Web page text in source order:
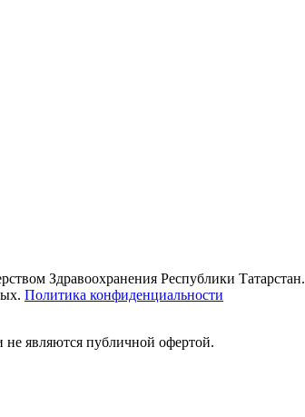
Здравоохранения Республики Татарстан.
Политика конфиденциальности
являются публичной офертой.